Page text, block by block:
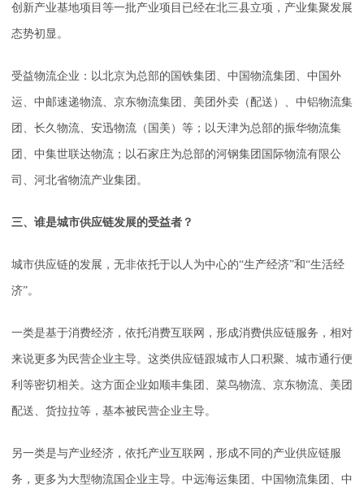
创新产业基地项目等一批产业项目已经在北三县立项，产业集聚发展
态势初显。
受益物流企业：以北京为总部的国铁集团、中国物流集团、中国外
运、中邮速递物流、京东物流集团、美团外卖（配送）、中铝物流集
团、长久物流、安迅物流（国美）等；以天津为总部的振华物流集
团、中集世联达物流；以石家庄为总部的河钢集团国际物流有限公
司、河北省物流产业集团。
三、谁是城市供应链发展的受益者？
城市供应链的发展，无非依托于以人为中心的“生产经济”和“生活经
济”。
一类是基于消费经济，依托消费互联网，形成消费供应链服务，相对
来说更多为民营企业主导。这类供应链跟城市人口积聚、城市通行便
利等密切相关。这方面企业如顺丰集团、菜鸟物流、京东物流、美团
配送、货拉拉等，基本被民营企业主导。
另一类是与产业经济，依托产业互联网，形成不同的产业供应链服
务，更多为大型物流国企业主导。中远海运集团、中国物流集团、中